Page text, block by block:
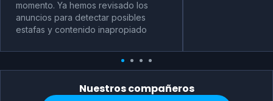
momento. Ya hemos revisado los
anuncios para detectar posibles
estafas y contenido inapropiado
Nuestros compañeros